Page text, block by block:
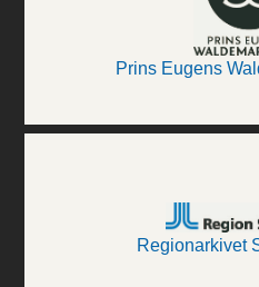
Prins Eugens
Regionarkivet